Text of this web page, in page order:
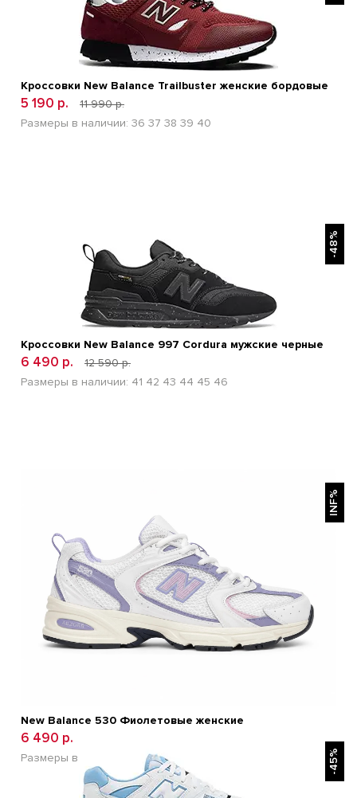
Кроссовки New Balance Trailbuster женские бордовые
5 190 р.
11 990 р.
Размеры в наличии: 36 37 38 39 40
-48%
Кроссовки New Balance 997 Cordura мужские черные
6 490 р.
12 590 р.
Размеры в наличии: 41 42 43 44 45 46
INF%
New Balance 530 Фиолетовые женские
6 490 р.
Размеры в наличии:
37 38 -45%